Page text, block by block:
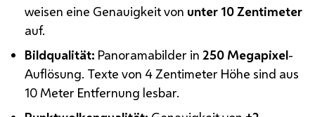
weisen eine Genauigkeit von unter 10 Zentimeter
auf.
Bildqualität: Panoramabilder in 250 Megapixel-
Auflösung. Texte von 4 Zentimeter Höhe sind aus
10 Meter Entfernung lesbar.